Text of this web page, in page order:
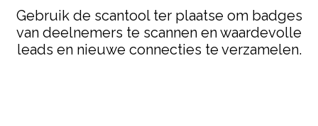
Gebruik de scantool ter plaatse om badges
van deelnemers te scannen en waardevolle
leads en nieuwe connecties te verzamelen.